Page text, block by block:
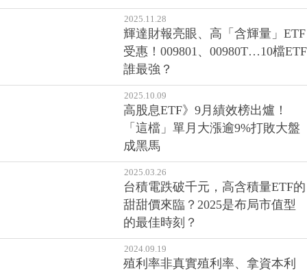
2025.11.28
輝達財報亮眼、高「含輝量」ETF
受惠！009801、00980T…10檔ETF
誰最強？
2025.10.09
高股息ETF》9月績效榜出爐！
「這檔」單月大漲逾9%打敗大盤
成黑馬
2025.03.26
台積電跌破千元，高含積量ETF的
甜甜價來臨？2025是布局市值型
的最佳時刻？
2024.09.19
殖利率非真實殖利率、拿資本利